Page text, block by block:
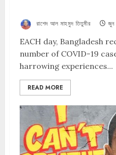
রাশেদ আল মাহমুদ তিতুমীর
EACH day, Bangladesh
number of COVID-19
harrowing experiences...
READ MORE